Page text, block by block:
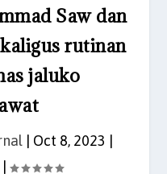
Saw dan
rutinan
jaluko
| Oct 8, 2023